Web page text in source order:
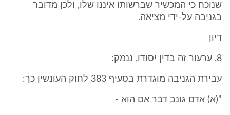
שנוכח כי המכשיר שברשותו איננו שלו, ולכן מדובר
בגניבה על-ידי מציאה.
דיון
8. ערעור זה בדין יסודו, ננמק:
עבירת הגניבה מוגדרת בסעיף 383 לחוק העונשין כך:
"(א) אדם גונב דבר אם הוא -